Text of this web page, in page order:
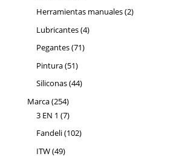
productos
Herramientas manuales 22
Lubricantes 44
Pegantes 7171
Pintura 5151
productos
Siliconas 4444
Marca 254254
productos
3 EN 1 77
productos
Fandeli 102102
ITW 4949